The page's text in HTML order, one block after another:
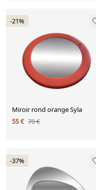
-21%
Miroir rond orange Syla
55 € 70 €
-37%